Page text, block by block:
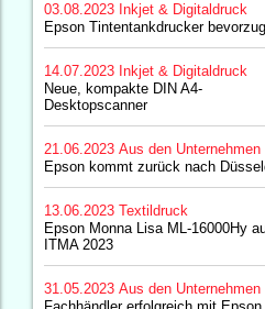
03.08.2023 Inkjet & Digitaldruck
Epson Tintentankdrucker
14.07.2023 Inkjet & Digitaldruck
Neue, kompakte DIN A4-
Desktopscanner
21.06.2023 Aus den Unternehmen
Epson kommt zurück nach
13.06.2023 Textildruck
Epson Monna Lisa ML-16000Hy
ITMA 2023
31.05.2023 Aus den Unternehmen